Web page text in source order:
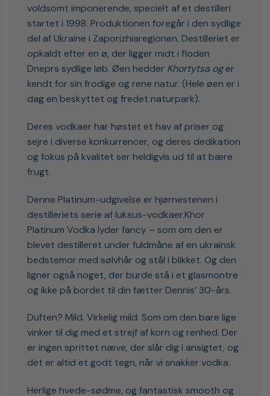
voldsomt imponerende, specielt af et destilleri
startet i 1998. Produktionen foregår i den sydlige
del af Ukraine i Zaporizhiaregionen. Destilleriet er
opkaldt efter en ø, der ligger midt i floden
Dneprs sydlige løb. Øen hedder Khortytsa oger
kendt for sin frodige og rene natur. (Hele øen er i
dag en beskyttet og fredet naturpark).
Deres vodkaer har høstet et hav af priser og
sejre i diverse konkurrencer, og deres dedikation
og fokus på kvalitet ser heldigvis ud til at bære
frugt.
Denne Platinum-udgivelse er hjørnestenen i
destilleriets serie af luksus-vodkaer.Khor
Platinum Vodka lyder fancy – som om den er
blevet destilleret under fuldmåne af en ukrainsk
bedstemor med sølvhår og stål i blikket. Og den
ligner også noget, der burde stå i et glasmontre
og ikke på bordet til din fætter Dennis’ 30-års.
Duften? Mild. Virkelig mild. Som om den bare lige
vinker til dig med et strejf af korn og renhed. Der
er ingen sprittet næve, der slår dig i ansigtet, og
det er altid et godt tegn, når vi snakker vodka.
Herlige hvede-sødme, og fantastisk smooth og